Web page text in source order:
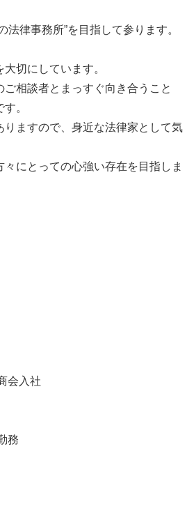
律事務所”を目指して参ります。
切にしています。
相談者とまっすぐ向き合うこと
。
ますので、身近な法律家として気
にとっての心強い存在を目指しま
会入社
務